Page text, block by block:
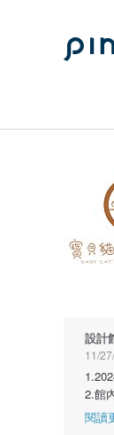
設計
11/
2.館
閱讀